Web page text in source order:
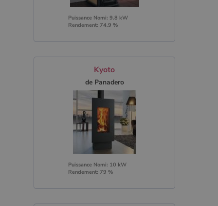
Puissance Nomi: 9.8 kW
Rendement: 74.9 %
Kyoto
de Panadero
Puissance Nomi: 10 kW
Rendement: 79 %